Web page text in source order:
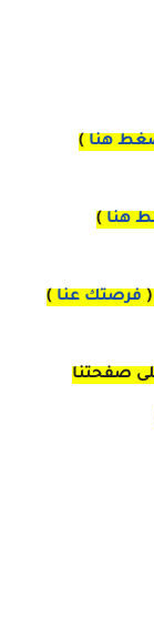
هنا )
هنا )
( فرصتك عنا )
صفحتنا